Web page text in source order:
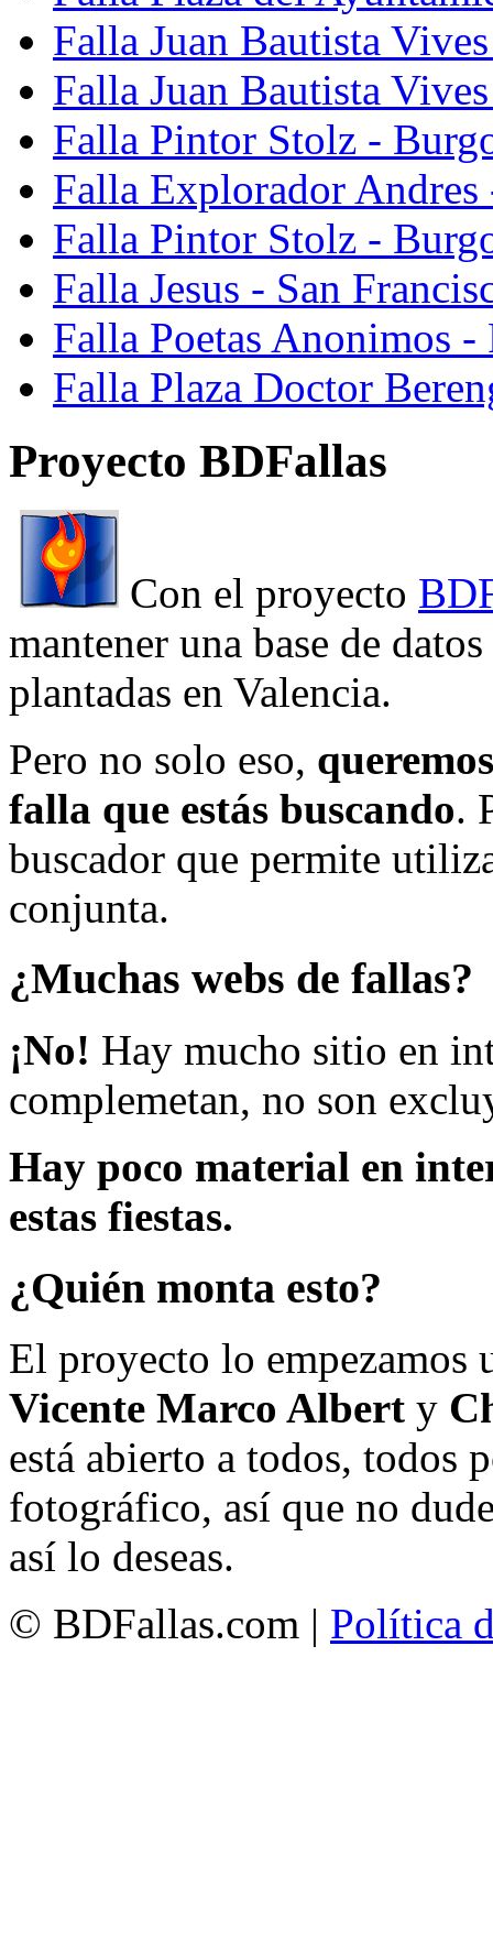
Falla Juan Bautista
Falla Juan Bautista
Falla Pintor Stolz -
Falla Explorador Andres
Falla Pintor Stolz -
Falla Jesus - San
Falla Poetas Anonimos
Falla Plaza Doctor
Proyecto BDFallas
Con el proyecto
mantener una base de
plantadas en Valencia.
Pero no solo eso,
falla que estás buscando.
buscador que permite
conjunta.
¿Muchas webs de fallas?
¡No! Hay mucho sitio en
complemetan, no son
Hay poco material en
estas fiestas.
¿Quién monta esto?
El proyecto lo empezamos
Vicente Marco Albert y
está abierto a todos, todos
fotográfico, así que no
así lo deseas.
© BDFallas.com | Política